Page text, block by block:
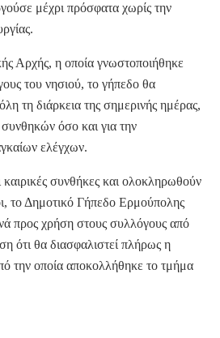
μέχρι πρόσφατα χωρίς την
Αρχής, η οποία γνωστοποιήθηκε
του νησιού, το γήπεδο θα
τη διάρκεια της σημερινής ημέρας,
όσο και για την
ελέγχων.
συνθήκες και ολοκληρωθούν
το Δημοτικό Γήπεδο Ερμούπολης
προς χρήση στους συλλόγους από
ότι θα διασφαλιστεί πλήρως η
την οποία αποκολλήθηκε το τμήμα